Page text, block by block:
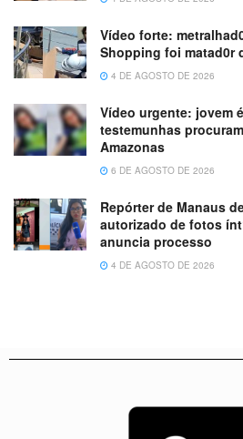
Vídeo forte:
Shopping foi matad0r
4 DE AGOSTO DE 2026
Vídeo urgente: jovem
testemunhas
Amazonas
6 DE AGOSTO DE 2026
Repórter de Manaus
autorizado de fotos
anuncia processo
4 DE AGOSTO DE 2026